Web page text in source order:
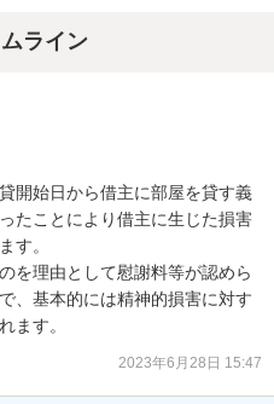
ライン
開始日から借主に部屋を貸す義
たことにより借主に生じた損害
す。
を理由として慰謝料等が認めら
、基本的には精神的損害に対す
ます。
2023年6月28日 15:47